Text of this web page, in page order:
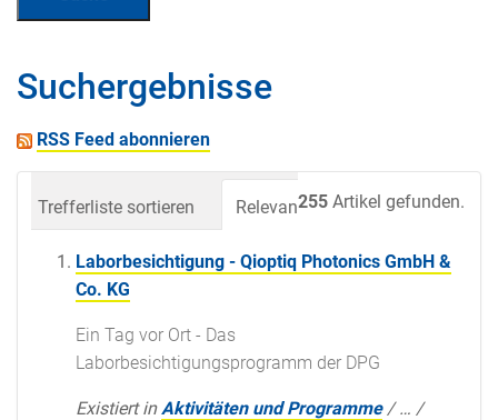
Suchergebnisse
RSS Feed abonnieren
255 Artikel gefunden.
Trefferliste sortieren Relevanz Datum
Laborbesichtigung - Qioptiq Photonics GmbH &
Co. KG
Ein Tag vor Ort - Das
Laborbesichtigungsprogramm der DPG
Existiert in Aktivitäten und Programme /… /